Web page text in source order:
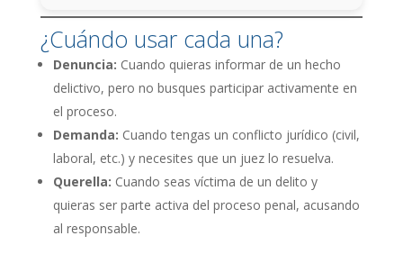
¿Cuándo usar cada una?
Denuncia: Cuando quieras informar de un hecho
delictivo, pero no busques participar activamente en
el proceso.
Demanda: Cuando tengas un conflicto jurídico (civil,
laboral, etc.) y necesites que un juez lo resuelva.
Querella: Cuando seas víctima de un delito y
quieras ser parte activa del proceso penal, acusando
al responsable.